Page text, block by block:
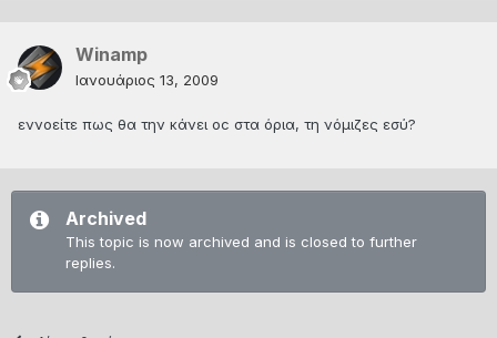
Winamp
Ιανουάριος 13, 2009
εννοείτε πως θα την κάνει oc στα όρια, τη νόμιζες εσύ?
Archived
This topic is now archived and is closed to further
replies.